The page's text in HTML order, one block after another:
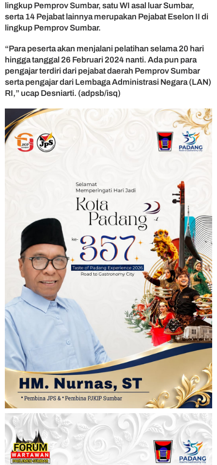
r
.
lingkup Pemprov Sumbar, satu WI asal luar Sumbar,
serta 14 Pejabat lainnya merupakan Pejabat Eselon II di
lingkup Pemprov Sumbar.
“Para peserta akan menjalani pelatihan selama 20 hari
hingga tanggal 26 Februari 2024 nanti. Ada pun para
pengajar terdiri dari pejabat daerah Pemprov Sumbar
serta pengajar dari Lembaga Administrasi Negara (LAN)
RI,” ucap Desniarti. (adpsb/isq)